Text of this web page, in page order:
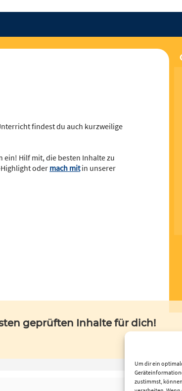
Um dir ein
zustimmst,
findest du auch kurzweilige
ein! Hilf mit, die besten Inhalte zu
oder mach mitin unserer
geprüften Inhalte für dich!